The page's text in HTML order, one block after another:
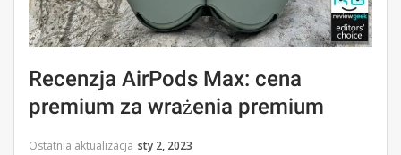
Recenzja AirPods Max: cena
premium za wrażenia premium
Ostatnia aktualizacja sty 2, 2023